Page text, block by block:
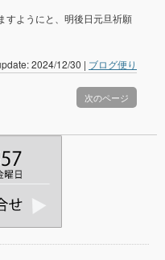
すようにと、明後日元旦祈願
2024/12/30 | ブログ便り
次のページ